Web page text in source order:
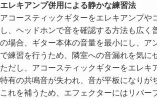
エレキアンプ併用による静かな練習法
アコースティックギターをエレキアンプや
し、ヘッドホンで音を確認する方法も広く
の場合、ギター本体の音量を最小にし、ア
で練習を行うため、隣室への音漏れを気に
ただし、アコースティックギターをエレキ
特有の共鳴音が失われ、音が平板になりが
これを補うため、エフェクターにはリバー